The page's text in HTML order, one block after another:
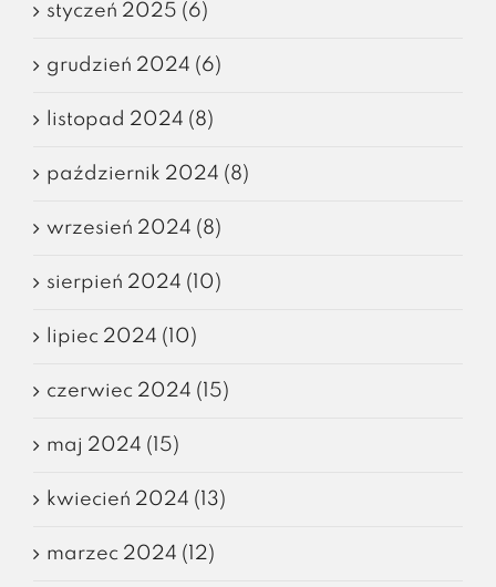
styczeń 2025 (6)
grudzień 2024 (6)
listopad 2024 (8)
październik 2024 (8)
wrzesień 2024 (8)
sierpień 2024 (10)
lipiec 2024 (10)
czerwiec 2024 (15)
maj 2024 (15)
kwiecień 2024 (13)
marzec 2024 (12)